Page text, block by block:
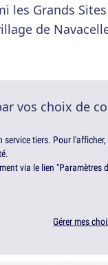
les Grands
de
vos choix de
tiers. Pour
via le lien "Paramètres
Gérer mes